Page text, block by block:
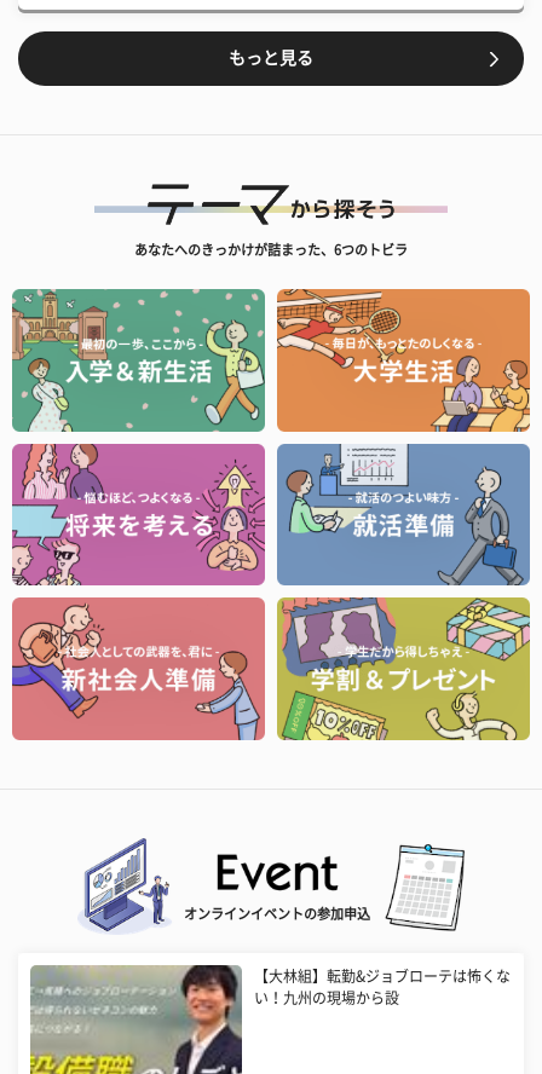
もっと見る
あなたへのきっかけが詰まった、6つのトビラ
オンラインイベントの参加申込
【大林組】転勤&ジョブローテは怖くな
い！九州の現場から設